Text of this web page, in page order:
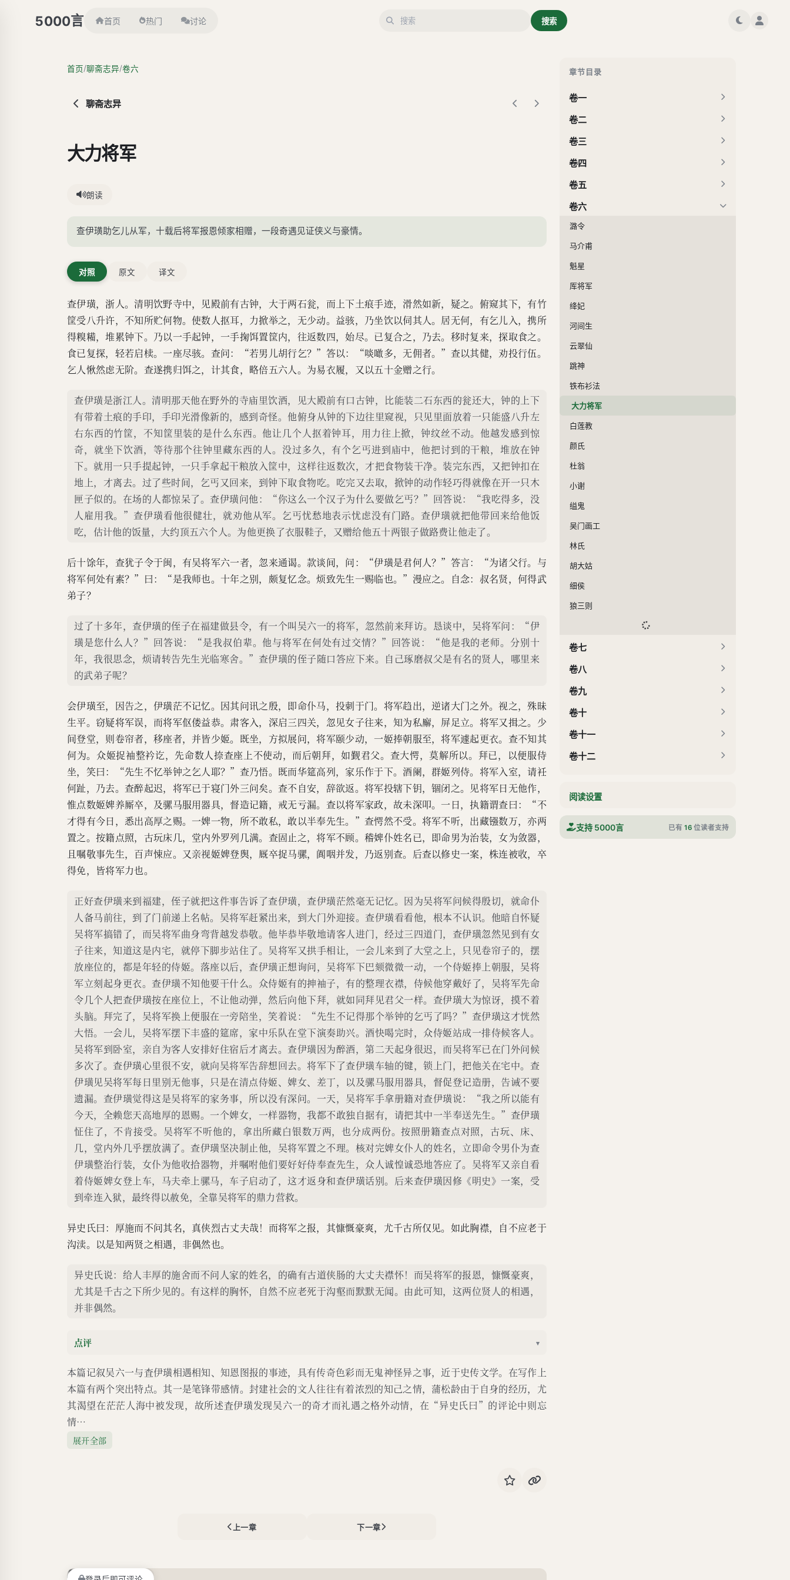
5000言 首页 热门 讨论 搜索
首页/聊斋志异/卷六
聊斋志异
大力将军
朗读
查伊璜助乞儿从军，十载后将军报恩倾家相赠，一段奇遇见证侠义与豪情。
对照 原文 译文
查伊璜，浙人。清明饮野寺中，见殿前有古钟，大于两石瓮，而上下土痕手迹，滑然如新，疑之。俯窥其下，有竹
筐受八升许，不知所贮何物。使数人抠耳，力掀举之，无少动。益骇，乃坐饮以伺其人。居无何，有乞儿入，携所
得糗糒，堆累钟下。乃以一手起钟，一手掬饵置筐内，往返数四，始尽。已复合之，乃去。移时复来，探取食之。
食已复探，轻若启椟。一座尽骇。查问：“若男儿胡行乞？”答以：“啖噉多，无佣者。”查以其健，劝投行伍。
乞人愀然虑无阶。查遂携归饵之，计其食，略倍五六人。为易衣履，又以五十金赠之行。
查伊璜是浙江人。清明那天他在野外的寺庙里饮酒，见大殿前有口古钟，比能装二石东西的瓮还大，钟的上下
有带着土痕的手印，手印光滑像新的，感到奇怪。他俯身从钟的下边往里窥视，只见里面放着一只能盛八升左
右东西的竹筐，不知筐里装的是什么东西。他让几个人抠着钟耳，用力往上掀，钟纹丝不动。他越发感到惊
奇，就坐下饮酒，等待那个往钟里藏东西的人。没过多久，有个乞丐进到庙中，他把讨到的干粮，堆放在钟
下。就用一只手提起钟，一只手拿起干粮放入筐中，这样往返数次，才把食物装干净。装完东西，又把钟扣在
地上，才离去。过了些时间，乞丐又回来，到钟下取食物吃。吃完又去取，掀钟的动作轻巧得就像在开一只木
匣子似的。在场的人都惊呆了。查伊璜问他：“你这么一个汉子为什么要做乞丐？”回答说：“我吃得多，没
人雇用我。”查伊璜看他很健壮，就劝他从军。乞丐忧愁地表示忧虑没有门路。查伊璜就把他带回来给他饭
吃，估计他的饭量，大约顶五六个人。为他更换了衣服鞋子，又赠给他五十两银子做路费让他走了。
后十馀年，查犹子令于闽，有吴将军六一者，忽来通谒。款谈间，问：“伊璜是君何人？”答言：“为诸父行。与
将军何处有素？”曰：“是我师也。十年之别，颇复忆念。烦致先生一赐临也。”漫应之。自念：叔名贤，何得武
弟子？
过了十多年，查伊璜的侄子在福建做县令，有一个叫吴六一的将军，忽然前来拜访。恳谈中，吴将军问：“伊
璜是您什么人？”回答说：“是我叔伯辈。他与将军在何处有过交情？”回答说：“他是我的老师。分别十
年，我很思念，烦请转告先生光临寒舍。”查伊璜的侄子随口答应下来。自己琢磨叔父是有名的贤人，哪里来
的武弟子呢？
会伊璜至，因告之，伊璜茫不记忆。因其问讯之殷，即命仆马，投刺于门。将军趋出，逆诸大门之外。视之，殊昧
生平。窃疑将军误，而将军伛偻益恭。肃客入，深启三四关，忽见女子往来，知为私廨，屏足立。将军又揖之。少
间登堂，则卷帘者，移座者，并皆少姬。既坐，方拟展问，将军颐少动，一姬捧朝服至，将军遽起更衣。查不知其
何为。众姬捉袖整衿讫，先命数人捺查座上不使动，而后朝拜，如觐君父。查大愕，莫解所以。拜已，以便服侍
坐，笑曰：“先生不忆举钟之乞人耶？”查乃悟。既而华筵高列，家乐作于下。酒阑，群姬列侍。将军入室，请衽
何趾，乃去。查醉起迟，将军已于寝门外三问矣。查不自安，辞欲返。将军投辖下钥，锢闭之。见将军日无他作，
惟点数姬婢养厮卒，及骡马服用器具，督造记籍，戒无亏漏。查以将军家政，故未深叩。一日，执籍谓查曰：“不
才得有今日，悉出高厚之赐。一婢一物，所不敢私，敢以半奉先生。”查愕然不受。将军不听，出藏镪数万，亦两
置之。按籍点照，古玩床几，堂内外罗列几满。查固止之，将军不顾。稽婢仆姓名已，即命男为治装，女为敛器，
且嘱敬事先生，百声悚应。又亲视姬婢登舆，厩卒捉马骡，阗咽并发，乃返别查。后查以修史一案，株连被收，卒
得免，皆将军力也。
正好查伊璜来到福建，侄子就把这件事告诉了查伊璜，查伊璜茫然毫无记忆。因为吴将军问候得殷切，就命仆
人备马前往，到了门前递上名帖。吴将军赶紧出来，到大门外迎接。查伊璜看看他，根本不认识。他暗自怀疑
吴将军搞错了，而吴将军曲身弯背越发恭敬。他毕恭毕敬地请客人进门，经过三四道门，查伊璜忽然见到有女
子往来，知道这是内宅，就停下脚步站住了。吴将军又拱手相让，一会儿来到了大堂之上，只见卷帘子的，摆
放座位的，都是年轻的侍姬。落座以后，查伊璜正想询问，吴将军下巴颏微微一动，一个侍姬捧上朝服，吴将
军立刻起身更衣。查伊璜不知他要干什么。众侍姬有的抻袖子，有的整理衣襟，侍候他穿戴好了，吴将军先命
令几个人把查伊璜按在座位上，不让他动弹，然后向他下拜，就如同拜见君父一样。查伊璜大为惊讶，摸不着
头脑。拜完了，吴将军换上便服在一旁陪坐，笑着说：“先生不记得那个举钟的乞丐了吗？”查伊璜这才恍然
大悟。一会儿，吴将军摆下丰盛的筵席，家中乐队在堂下演奏助兴。酒快喝完时，众侍姬站成一排侍候客人。
吴将军到卧室，亲自为客人安排好住宿后才离去。查伊璜因为醉酒，第二天起身很迟，而吴将军已在门外问候
多次了。查伊璜心里很不安，就向吴将军告辞想回去。将军下了查伊璜车轴的键，锁上门，把他关在宅中。查
伊璜见吴将军每日里别无他事，只是在清点侍姬、婢女、差丁，以及骡马服用器具，督促登记造册，告诫不要
遗漏。查伊璜觉得这是吴将军的家务事，所以没有深问。一天，吴将军手拿册籍对查伊璜说：“我之所以能有
今天，全赖您天高地厚的恩赐。一个婢女，一样器物，我都不敢独自据有，请把其中一半奉送先生。”查伊璜
怔住了，不肯接受。吴将军不听他的，拿出所藏白银数万两，也分成两份。按照册籍查点对照，古玩、床、
几，堂内外几乎摆放满了。查伊璜坚决制止他，吴将军置之不理。核对完婢女仆人的姓名，立即命令男仆为查
伊璜整治行装，女仆为他收拾器物，并嘱咐他们要好好侍奉查先生，众人诚惶诚恐地答应了。吴将军又亲自看
着侍姬婢女登上车，马夫牵上骡马，车子启动了，这才返身和查伊璜话别。后来查伊璜因修《明史》一案，受
到牵连入狱，最终得以赦免，全靠吴将军的鼎力营救。
异史氏曰：厚施而不问其名，真侠烈古丈夫哉！而将军之报，其慷慨豪爽，尤千古所仅见。如此胸襟，自不应老于
沟渎。以是知两贤之相遇，非偶然也。
异史氏说：给人丰厚的施舍而不问人家的姓名，的确有古道侠肠的大丈夫襟怀！而吴将军的报恩，慷慨豪爽，
尤其是千古之下所少见的。有这样的胸怀，自然不应老死于沟壑而默默无闻。由此可知，这两位贤人的相遇，
并非偶然。
点评 ▾
本篇记叙吴六一与査伊璜相遇相知、知恩图报的事迹，具有传奇色彩而无鬼神怪异之事，近于史传文学。在写作上
本篇有两个突出特点。其一是笔锋带感情。封建社会的文人往往有着浓烈的知己之情，蒲松龄由于自身的经历，尤
其渴望在茫茫人海中被发现，故所述査伊璜发现吴六一的奇才而礼遇之格外动情，在“异史氏曰”的评论中则忘
情…
展开全部
上一章 下一章
章节目录
卷一
卷二
卷三
卷四
卷五
卷六
潞令
马介甫
魁星
厍将军
绛妃
河间生
云翠仙
跳神
铁布衫法
大力将军
白莲教
颜氏
杜翁
小谢
缢鬼
吴门画工
林氏
胡大姑
细侯
狼三则
卷七
卷八
卷九
卷十
卷十一
卷十二
阅读设置
支持 5000言 已有 16 位读者支持